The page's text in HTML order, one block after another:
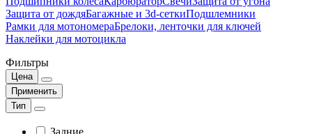
Защита от дождяБагажные и 3d-сеткиПодшлемники
Рамки для мотономераБрелоки, ленточки для ключей
Наклейки для мотоцикла
Фильтры
Цена
Применить
Тип
Задние